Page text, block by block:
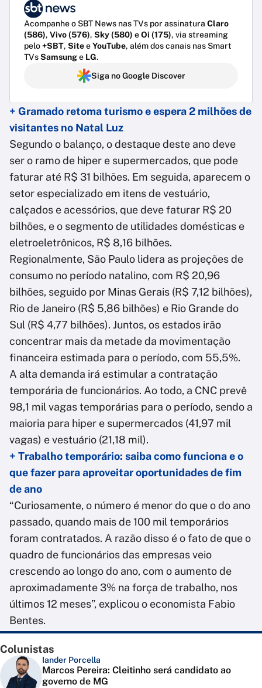
Acompanhe o SBT News nas TVs por assinatura Claro
(586), Vivo (576), Sky (580) eOi (175), via streaming
pelo+SBT, SiteeYouTube, além dos canais nas Smart
TVsSamsunge LG.
Siga no Google Discover
+ Gramado retoma turismo e espera 2 milhões de
visitantes no Natal Luz
Segundo o balanço, o destaque deste ano deve
ser o ramo de hiper e supermercados, que pode
faturar até R$ 31 bilhões. Em seguida, aparecem o
setor especializado em itens de vestuário,
calçados e acessórios, que deve faturar R$ 20
bilhões, e o segmento de utilidades domésticas e
eletroeletrônicos, R$ 8,16 bilhões.
Regionalmente, São Paulo lidera as projeções de
consumo no período natalino, com R$ 20,96
bilhões, seguido por Minas Gerais (R$ 7,12 bilhões),
Rio de Janeiro (R$ 5,86 bilhões) e Rio Grande do
Sul (R$ 4,77 bilhões). Juntos, os estados irão
concentrar mais da metade da movimentação
financeira estimada para o período, com 55,5%.
A alta demanda irá estimular a contratação
temporária de funcionários. Ao todo, a CNC prevê
98,1 mil vagas temporárias para o período, sendo a
maioria para hiper e supermercados (41,97 mil
vagas) e vestuário (21,18 mil).
+ Trabalho temporário: saiba como funciona e o
que fazer para aproveitar oportunidades de fim
de ano
“Curiosamente, o número é menor do que o do ano
passado, quando mais de 100 mil temporários
foram contratados. A razão disso é o fato de que o
quadro de funcionários das empresas veio
crescendo ao longo do ano, com o aumento de
aproximadamente 3% na força de trabalho, nos
últimos 12 meses”, explicou o economista Fabio
Bentes.
Colunistas
Iander Porcella
Marcos Pereira: Cleitinho será candidato ao
governo de MG